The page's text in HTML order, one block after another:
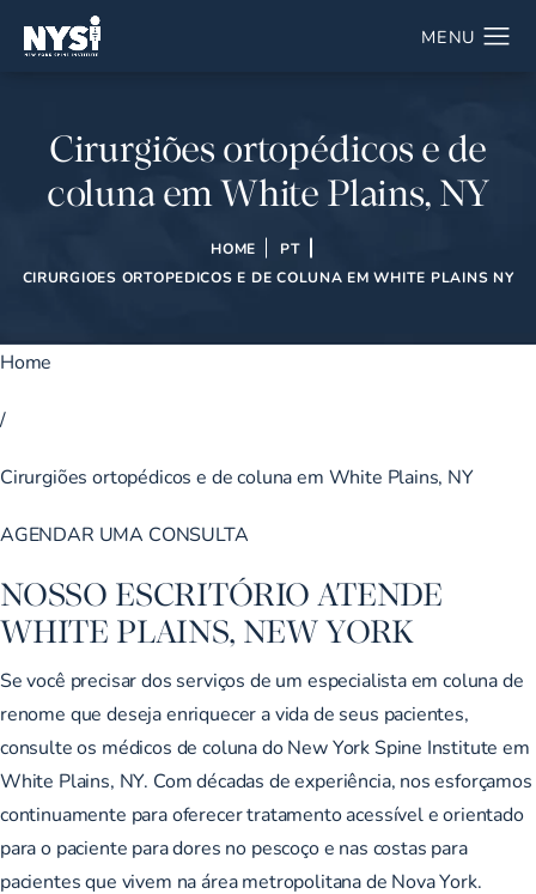
Cirurgiões ortopédicos e de
coluna em White Plains, NY
HOME
PT
CIRURGIOES ORTOPEDICOS E DE COLUNA EM WHITE PLAINS NY
Home
/
Cirurgiões ortopédicos e de coluna em White Plains, NY
AGENDAR UMA CONSULTA
NOSSO ESCRITÓRIO ATENDE
WHITE PLAINS, NEW YORK
Se você precisar dos serviços de um especialista em coluna de
renome que deseja enriquecer a vida de seus pacientes,
consulte os médicos de coluna do New York Spine Institute em
White Plains, NY. Com décadas de experiência, nos esforçamos
continuamente para oferecer tratamento acessível e orientado
para o paciente para dores no pescoço e nas costas para
pacientes que vivem na área metropolitana de Nova York.